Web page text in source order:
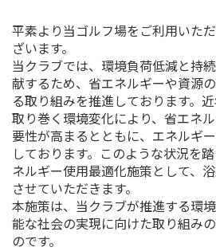
平素より当ゴルフ場をご利用いた
ざいます。
当クラブでは、環境負荷低減と持
献するため、省エネルギーや資源
る取り組みを推進しております。
取り巻く環境変化により、省エネ
要性が高まるとともに、エネルギ
しております。このような状況を
ネルギー使用最適化施策として、
させていただきます。
本施策は、当クラブが推進する環
能な社会の実現に向けた取り組み
のです。